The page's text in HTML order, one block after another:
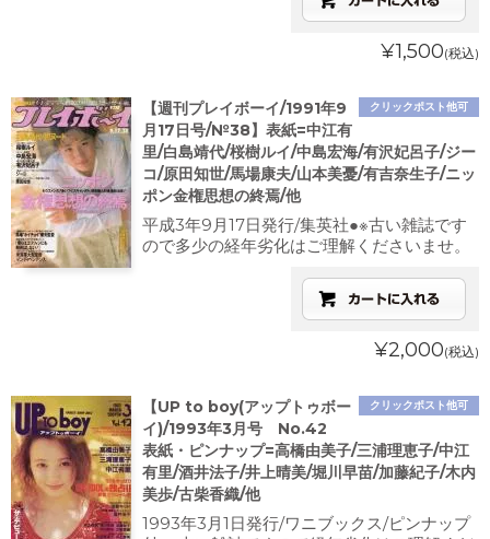
¥1,500(税込)
クリックポスト他可
【週刊プレイボーイ/1991年9
月17日号/№38】表紙=中江有
里/白島靖代/桜樹ルイ/中島宏海/有沢妃呂子/ジー
コ/原田知世/馬場康夫/山本美憂/有吉奈生子/ニッ
ポン金権思想の終焉/他
平成3年9月17日発行/集英社●※古い雑誌です
ので多少の経年劣化はご理解くださいませ。
¥2,000(税込)
クリックポスト他可
【UP to boy(アップトゥボー
イ)/1993年3月号 No.42
表紙・ピンナップ=高橋由美子/三浦理恵子/中江
有里/酒井法子/井上晴美/堀川早苗/加藤紀子/木内
美歩/古柴香織/他
1993年3月1日発行/ワニブックス/ピンナップ